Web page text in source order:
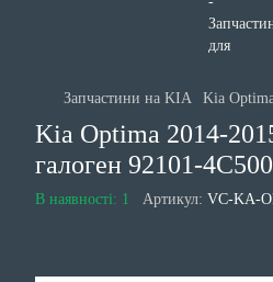
Запчастини на KIA Kia
Kia Optima 2014-
галоген 92101-
В наявності: 1 Артикул: VC-KA-